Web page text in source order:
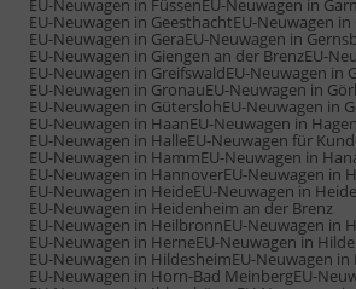
EU-Neuwagen in GeesthachtEU-Neuwagen
EU-Neuwagen in GeraEU-Neuwagen in
EU-Neuwagen in Giengen an der BrenzEU-
EU-Neuwagen in GreifswaldEU-Neuwagen in
EU-Neuwagen in GronauEU-Neuwagen in
EU-Neuwagen in GüterslohEU-Neuwagen in
EU-Neuwagen in HaanEU-Neuwagen in Hagen
EU-Neuwagen in HalleEU-Neuwagen für
EU-Neuwagen in HammEU-Neuwagen in
EU-Neuwagen in HannoverEU-Neuwagen in
EU-Neuwagen in HeideEU-Neuwagen in
EU-Neuwagen in Heidenheim an der Brenz
EU-Neuwagen in HeilbronnEU-Neuwagen in
EU-Neuwagen in HerneEU-Neuwagen in
EU-Neuwagen in HildesheimEU-Neuwagen
EU-Neuwagen in Horn-Bad MeinbergEU-